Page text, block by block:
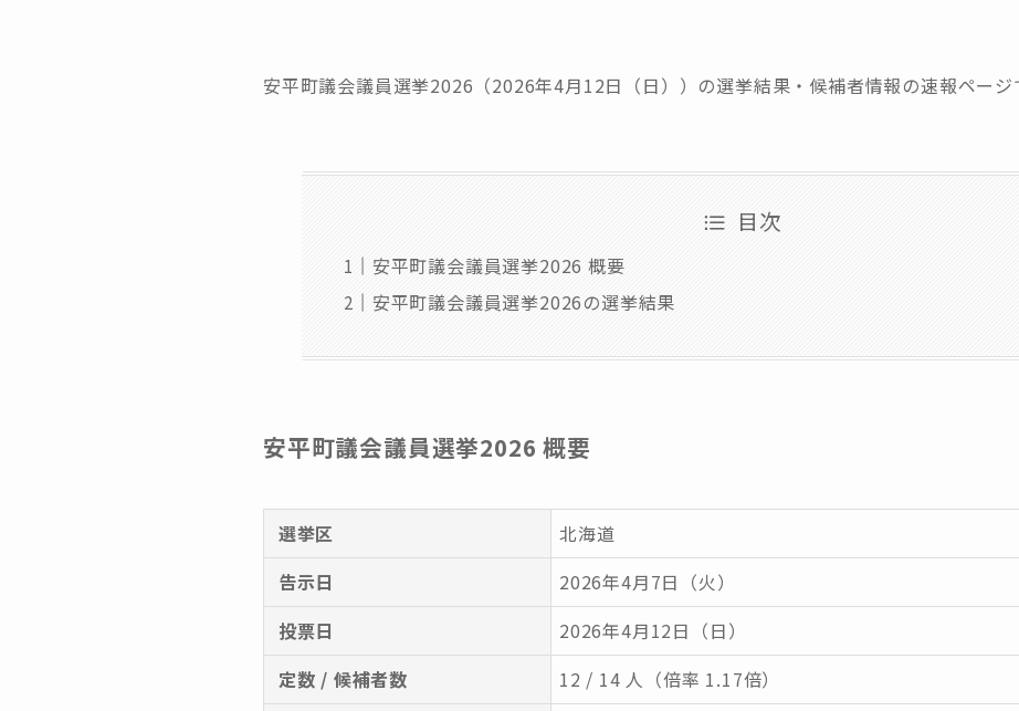
安平町議会議員選挙2026（2026年4月12日（日））の選挙結果・候補者情報の速報ページ
目次
安平町議会議員選挙2026 概要
安平町議会議員選挙2026の選挙結果
安平町議会議員選挙2026 概要
選挙区
北海道
告示日
2026年4月7日（火）
投票日
2026年4月12日（日）
定数 / 候補者数
12 / 14 人（倍率 1.17倍）